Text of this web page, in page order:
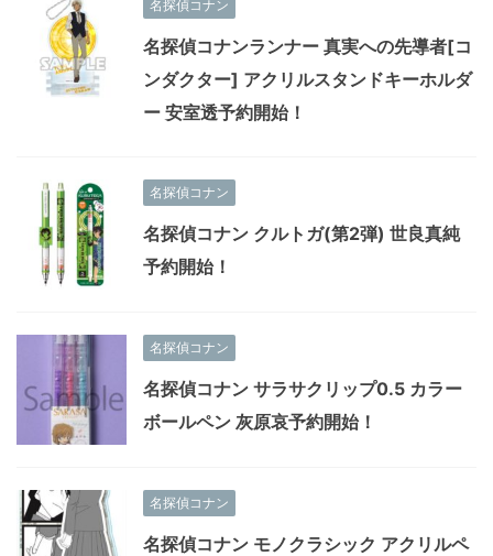
名探偵コナン
名探偵コナンランナー 真実への先導者[コ
ンダクター] アクリルスタンドキーホルダ
ー 安室透予約開始！
名探偵コナン
名探偵コナン クルトガ(第2弾) 世良真純
予約開始！
名探偵コナン
名探偵コナン サラサクリップ0.5 カラー
ボールペン 灰原哀予約開始！
名探偵コナン
名探偵コナン モノクラシック アクリルペ